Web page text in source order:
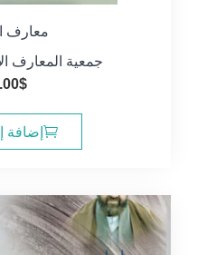
معارف
جمعية المعارف
$
إضافة